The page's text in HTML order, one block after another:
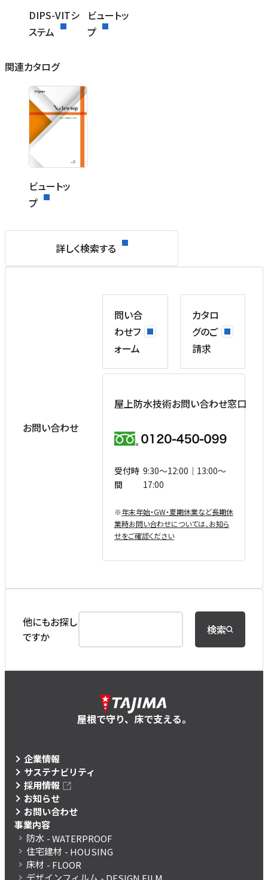
DIPS-VITシ
ステム
ビュートッ
プ
関連カタログ
ビュートッ
プ
詳しく検索する
お問い合わせ
問い合
わせフ
ォーム
カタロ
グのご
請求
屋上防水技術お問い合わせ窓口
受付時
間
9:30〜12:00｜13:00〜
17:00
※年末年始・GW・夏期休業など⻑期休
業時お問い合わせについては、お知ら
せをご確認ください
他にもお探し
ですか
検索
屋根で守り、床で支える。
企業情報
サステナビリティ
採用情報
お知らせ
お問い合わせ
事業内容
防水 - WATERPROOF
住宅建材 - HOUSING
床材 - FLOOR
デザインフィルム